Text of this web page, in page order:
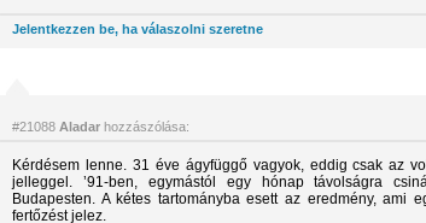
Jelentkezzen be, ha válaszolni szeretne
#21088 Aladar hozzászólása:
Kérdésem lenne. 31 éve ágyfüggő vagyok, eddig csak az
jelleggel. ’91-ben, egymástól egy hónap távolságra
Budapesten. A kétes tartományba esett az eredmény, ami
fertőzést jelez.